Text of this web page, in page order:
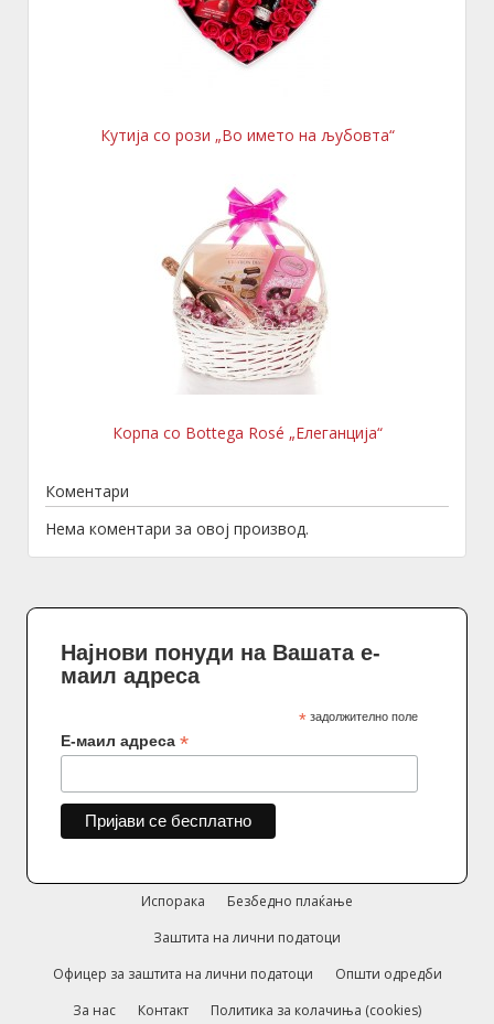
Кутија со рози „Во името на љубовта“
Корпа со Bottega Roѕé „Елеганција“
Коментари
Нема коментари за овој производ.
Најнови понуди на Вашата е-
маил адреса
* задолжително поле
Е-маил адреса *
Испорака
Безбедно плаќање
Заштита на лични податоци
Офицер за заштита на лични податоци
Општи одредби
За нас
Контакт Политика за колачиња (cookies)